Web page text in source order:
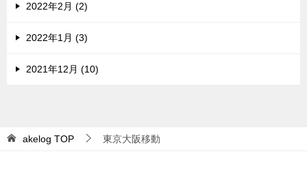
2022年2月 (2)
2022年1月 (3)
2021年12月 (10)
akelog TOP 東京大阪移動